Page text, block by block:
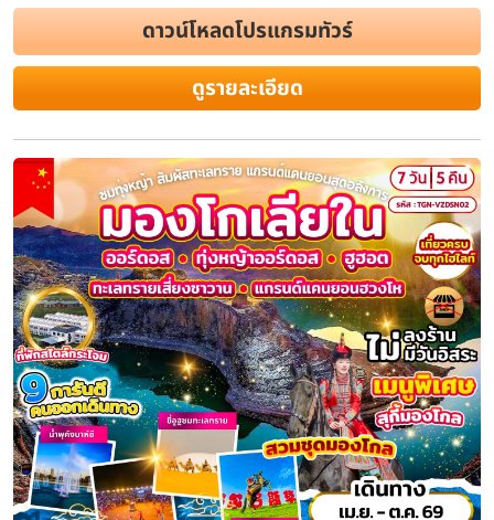
ทัวร์มองโกเลียใน ออร์ดอส ทะเลทราย
ท่องเที่ยวเจงกีสข่าน ทำเนียบพระลาม
คืน (ที่พักแบบกระโจม) พักโรงแรม ระ
ระยะเวลา โรงแรม สายการบิน
ดาวน์โหลดโปรแกรมทัวร์
ดูรายละเอียด